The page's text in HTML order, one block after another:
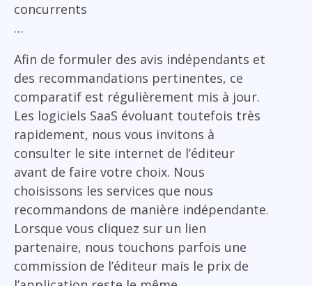
concurrents
…
Afin de formuler des avis indépendants et
des recommandations pertinentes, ce
comparatif est régulièrement mis à jour.
Les logiciels SaaS évoluant toutefois très
rapidement, nous vous invitons à
consulter le site internet de l’éditeur
avant de faire votre choix. Nous
choisissons les services que nous
recommandons de manière indépendante.
Lorsque vous cliquez sur un lien
partenaire, nous touchons parfois une
commission de l’éditeur mais le prix de